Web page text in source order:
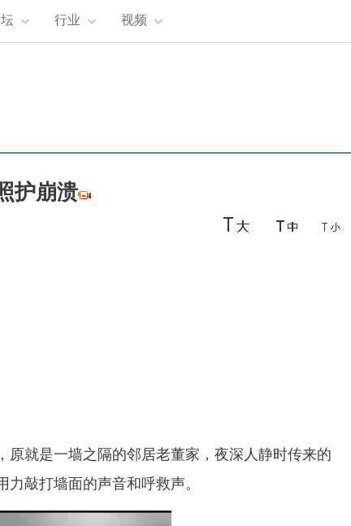
行业 视频
护崩溃
，原就是一墙之隔的邻居老董家， 夜深人静时传来的
敲打墙面的声音和呼救声。